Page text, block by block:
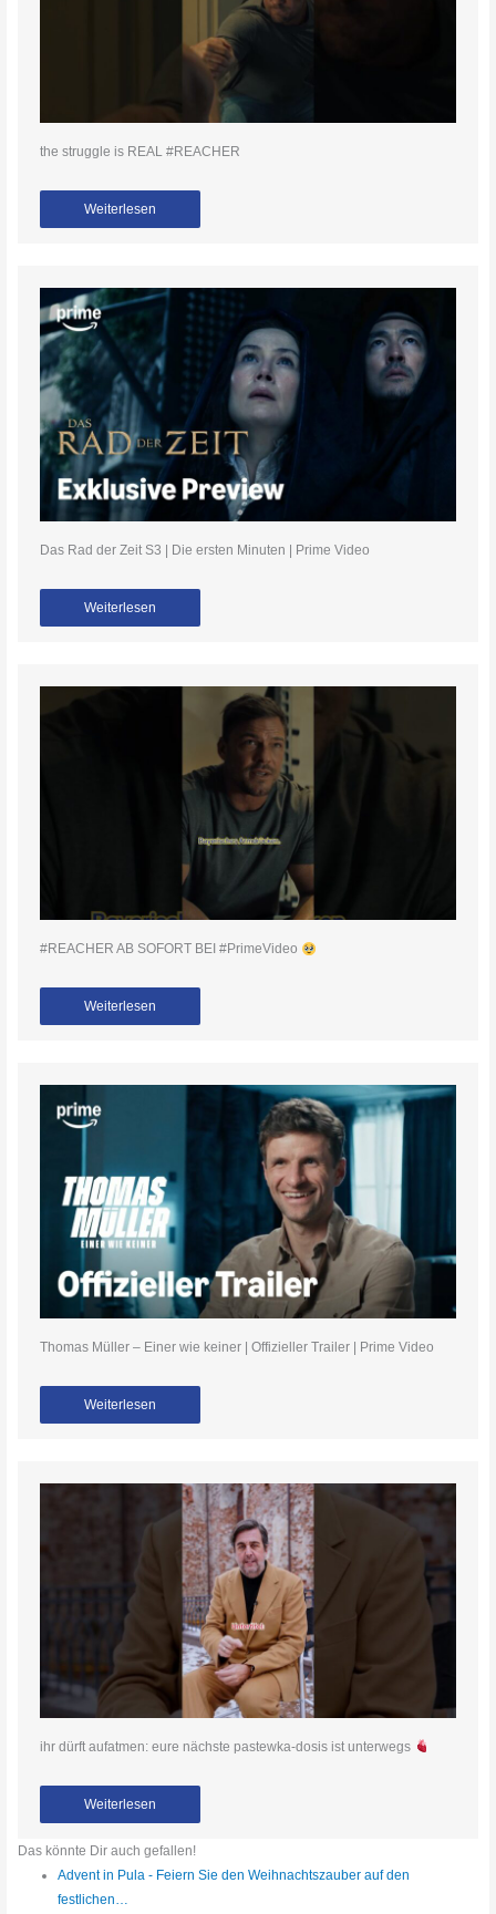
the struggle is REAL #REACHER
Weiterlesen
Das Rad der Zeit S3 | Die ersten Minuten | Prime Video
Weiterlesen
#REACHER AB SOFORT BEI #PrimeVideo
Weiterlesen
Thomas Müller – Einer wie keiner | Offizieller Trailer | Prime Video
Weiterlesen
ihr dürft aufatmen: eure nächste pastewka-dosis ist unterwegs
Weiterlesen
Das könnte Dir auch gefallen!
Advent in Pula - Feiern Sie den Weihnachtszauber auf den
festlichen…